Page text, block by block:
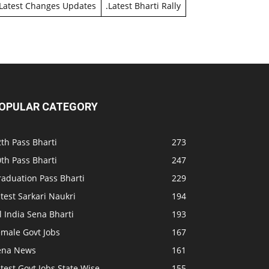
Changes Updates .Latest Bharti Rally
CATEGORY
Pass Bharti
273
Pass Bharti
247
Pass Bharti
229
Sarkari Naukri
194
India Sena Bharti
193
Govt Jobs
167
News
161